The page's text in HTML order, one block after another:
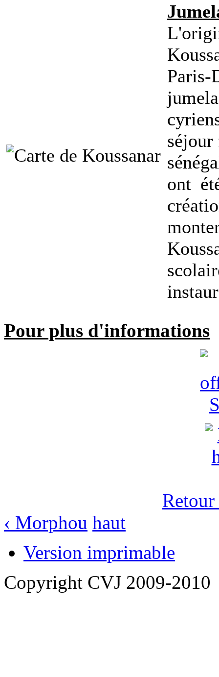
Paris-
ont
Pour plus d'informations
Retour
‹ Morphou haut
Version imprimable
Copyright CVJ 2009-2010